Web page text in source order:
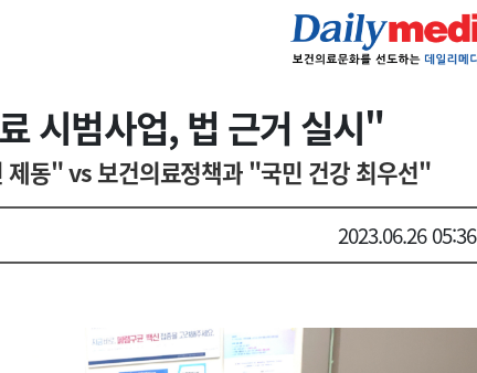
시범사업, 법 근거 실시"
동" vs 보건의료정책과 "국민 건강 최우선"
2023.06.26 05:36